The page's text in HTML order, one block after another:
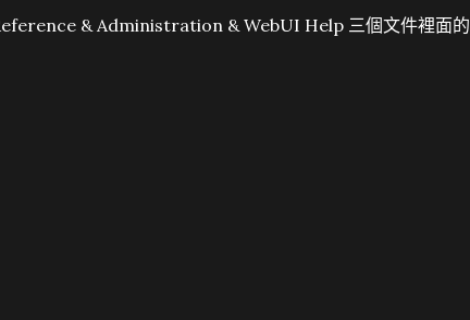
& Administration & WebUI Help 三個文件裡面